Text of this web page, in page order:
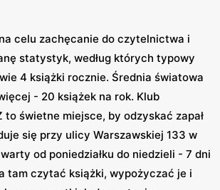
celu zachęcanie do czytelnictwa i
statystyk, według których typowy
4 książki rocznie. Średnia światowa
- 20 książek na rok. Klub
to świetne miejsce, by odzyskać zapał
się przy ulicy Warszawskiej 133 w
od poniedziałku do niedzieli - 7 dni
tam czytać książki, wypożyczać je i